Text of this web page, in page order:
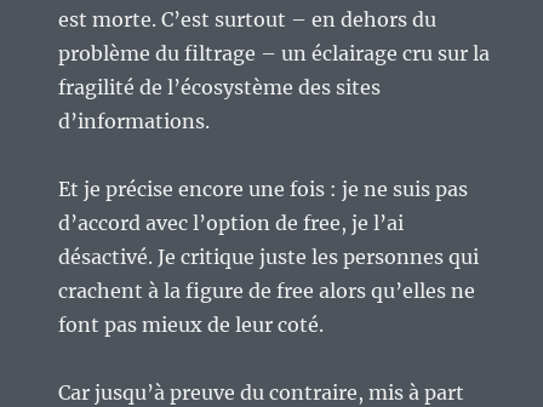
est morte. C’est surtout – en dehors du
problème du filtrage – un éclairage cru sur la
fragilité de l’écosystème des sites
d’informations.
Et je précise encore une fois : je ne suis pas
d’accord avec l’option de free, je l’ai
désactivé. Je critique juste les personnes qui
crachent à la figure de free alors qu’elles ne
font pas mieux de leur coté.
Car jusqu’à preuve du contraire, mis à part